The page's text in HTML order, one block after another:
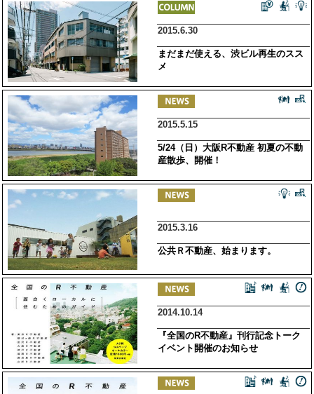
2015.6.30
まだまだ使える、渋ビル再生のスス
メ
2015.5.15
5/24（日）大阪R不動産 初夏の不動
産散歩、開催！
2015.3.16
公共Ｒ不動産、始まります。
2014.10.14
『全国のR不動産』刊行記念トーク
イベント開催のお知らせ